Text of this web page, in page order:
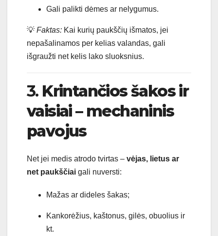
Gali palikti dėmes ar nelygumus.
💡 Faktas: Kai kurių paukščių išmatos, jei
nepašalinamos per kelias valandas, gali
išgraužti net kelis lako sluoksnius.
3. Krintančios šakos ir
vaisiai – mechaninis
pavojus
Net jei medis atrodo tvirtas – vėjas, lietus ar
net paukščiai gali nuversti:
Mažas ar dideles šakas;
Kankorėžius, kaštonus, gilės, obuolius ir
kt.